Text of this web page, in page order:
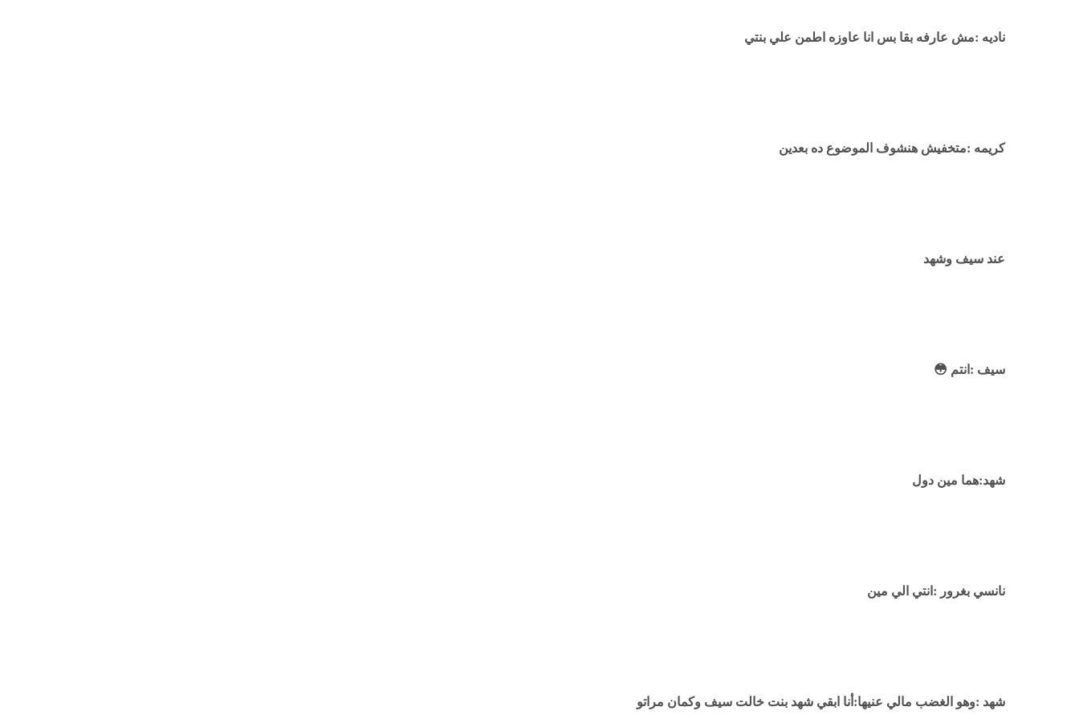
ناديه :مش عارفه بقا بس انا عاوزه اطمن علي بنتي
كريمه :متخفيش هنشوف الموضوع ده بعدين
عند سيف وشهد
سيف :انتم 😳
شهد:هما مين دول
نانسي بغرور :انتي الي مين
شهد :وهو الغضب مالي عنيها:أنا ابقي شهد بنت خالت سيف وكمان مراتو